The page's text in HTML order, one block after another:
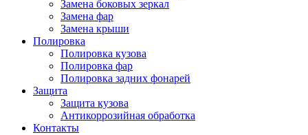
Замена боковых зеркал
Замена фар
Замена крыши
Полировка
Полировка кузова
Полировка фар
Полировка задних фонарей
Защита
Защита кузова
Антикоррозийная обработка
Контакты